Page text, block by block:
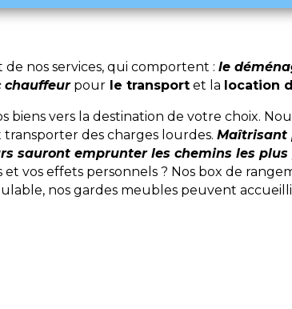
nos services, qui comportent : le
chauffeurpour le transport et la location
vers la destination de votre choix.
des charges lourdes. Maîtrisant
sauront emprunter les chemins les plus
vos effets personnels ? Nos box de
nos gardes meubles peuvent